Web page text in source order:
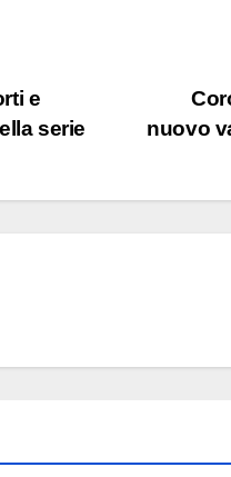
nuovo
e
serie